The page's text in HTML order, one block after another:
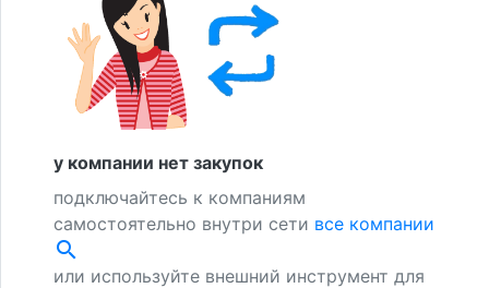
у компании нет закупок
подключайтесь к компаниям
самостоятельно внутри сети все компании
search
или используйте внешний инструмент для